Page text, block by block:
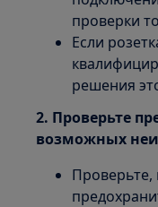
проверки
Если
решения
2. Проверьте
возможных
Проверьте,